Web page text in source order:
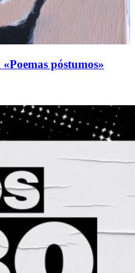
póstumos»